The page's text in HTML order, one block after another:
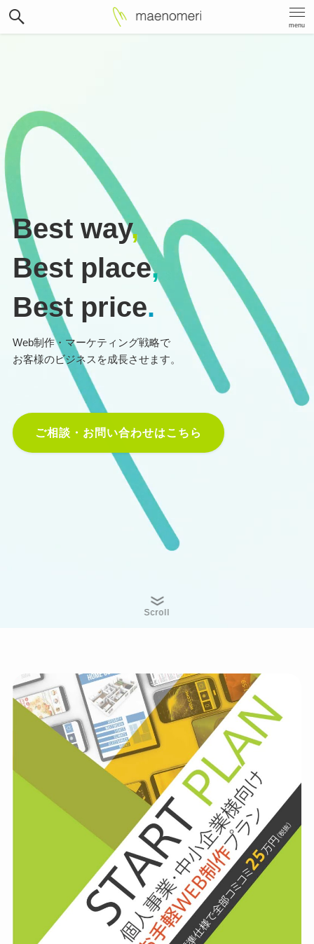
menu
Best way,
Best place,
Best price.
Web制作・マーケティング戦略で
お客様のビジネスを成長させます。
ご相談・お問い合わせはこちら
Scroll